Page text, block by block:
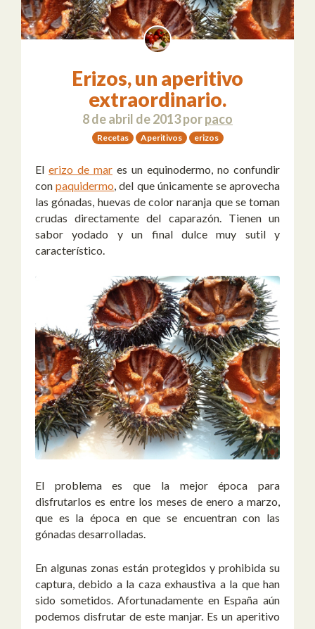
Erizos, un aperitivo
extraordinario.
8 de abril de 2013porpaco
Recetas Aperitivos erizos
El erizo de mar es un equinodermo, no confundir
conpaquidermo, del que únicamente se aprovecha
las gónadas, huevas de color naranja que se toman
crudas directamente del caparazón. Tienen un
sabor yodado y un final dulce muy sutil y
característico.
El problema es que la mejor época para
disfrutarlos es entre los meses de enero a marzo,
que es la época en que se encuentran con las
gónadas desarrolladas.
En algunas zonas están protegidos y prohibida su
captura, debido a la caza exhaustiva a la que han
sido sometidos. Afortunadamente en España aún
podemos disfrutar de este manjar. Es un aperitivo